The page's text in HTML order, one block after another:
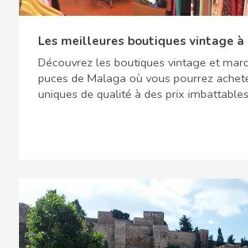
Les meilleures boutiques vintage à
Découvrez les boutiques vintage et
puces de Malaga où vous pourrez
uniques de qualité à des prix